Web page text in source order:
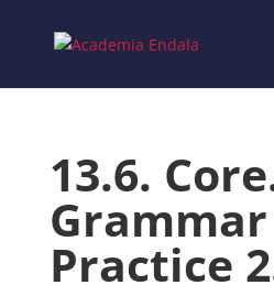
content
13.6.
Grammar
Practice